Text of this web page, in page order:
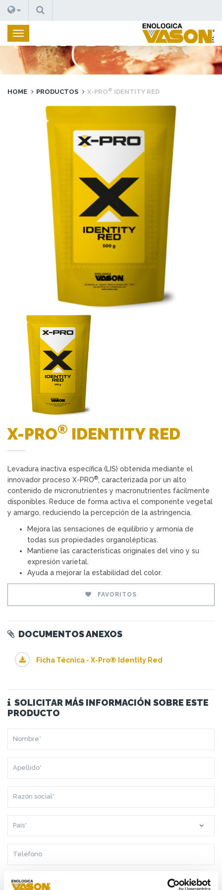
BUSCAR
PRODUCTOS
HOME PRODUCTOS X-PRO® IDENTITY RED
X-PRO® IDENTITY RED
Levadura inactiva específica (LIS) obtenida mediante el
innovador proceso X-PRO®, caracterizada por un alto
contenido de micronutrientes y macronutrientes fácilmente
disponibles. Reduce de forma activa el componente vegetal
y amargo, reduciendo la percepción de la astringencia.
Mejora las sensaciones de equilibrio y armonía de
todas sus propiedades organolépticas.
Mantiene las características originales del vino y su
expresión varietal.
Ayuda a mejorar la estabilidad del color.
FAVORITOS
DOCUMENTOS ANEXOS
Ficha Técnica - X-Pro® Identity Red
SOLICITAR MÁS INFORMACIÓN SOBRE ESTE
PRODUCTO
SOCIAL*
ELECTRÓNICO*